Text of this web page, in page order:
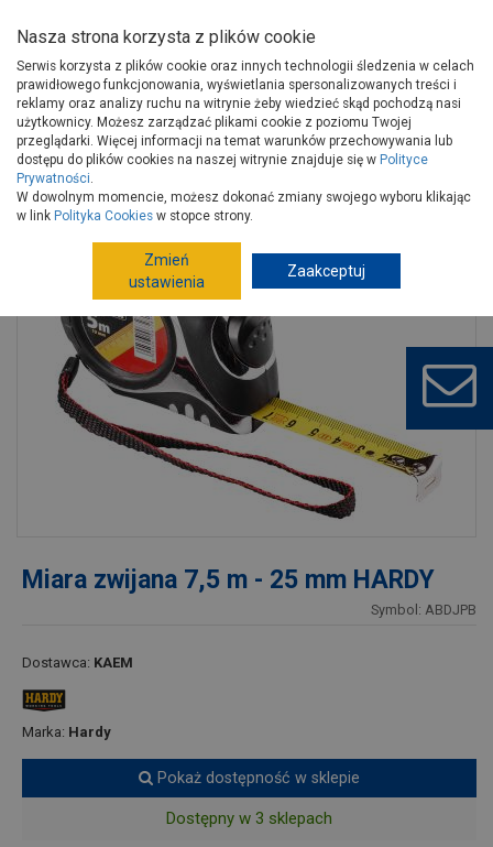
Strona główna Narzędzia
Narzędzia ręczne, warsztat
Narzędzia pomiarowe
Miarki
Miara zwijana 7,5 m - 25 mm HARDY
Miara zwijana 7,5 m - 25 mm HARDY
Symbol: ABDJPB
Dostawca: KAEM
Marka: Hardy
Pokaż dostępność w sklepie
Dostępny w 3 sklepach
Nasza strona korzysta z plików cookie
Serwis korzysta z plików cookie oraz innych technologii śledzenia w celach
prawidłowego funkcjonowania, wyświetlania spersonalizowanych treści i
reklamy oraz analizy ruchu na witrynie żeby wiedzieć skąd pochodzą nasi
użytkownicy. Możesz zarządzać plikami cookie z poziomu Twojej
przeglądarki. Więcej informacji na temat warunków przechowywania lub
dostępu do plików cookies na naszej witrynie znajduje się w Polityce
Prywatności.
W dowolnym momencie, możesz dokonać zmiany swojego wyboru klikając
w link Polityka Cookies w stopce strony.
Zmień
ustawienia
Zaakceptuj